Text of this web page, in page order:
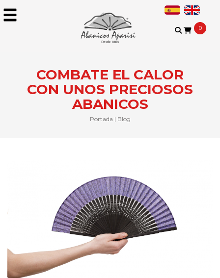
0
COMBATE EL CALOR
CON UNOS PRECIOSOS
ABANICOS
Portada | Blog